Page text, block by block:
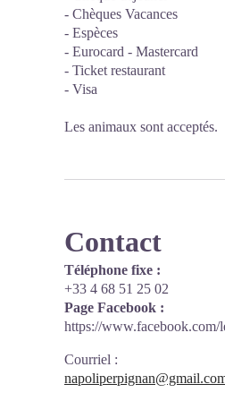
- Chèques Vacances
- Espèces
- Eurocard - Mastercard
- Ticket restaurant
- Visa
Les animaux sont acceptés.
Contact
Téléphone fixe :
+33 4 68 51 25 02
Page Facebook :
https://www.facebook.com/
Courriel :